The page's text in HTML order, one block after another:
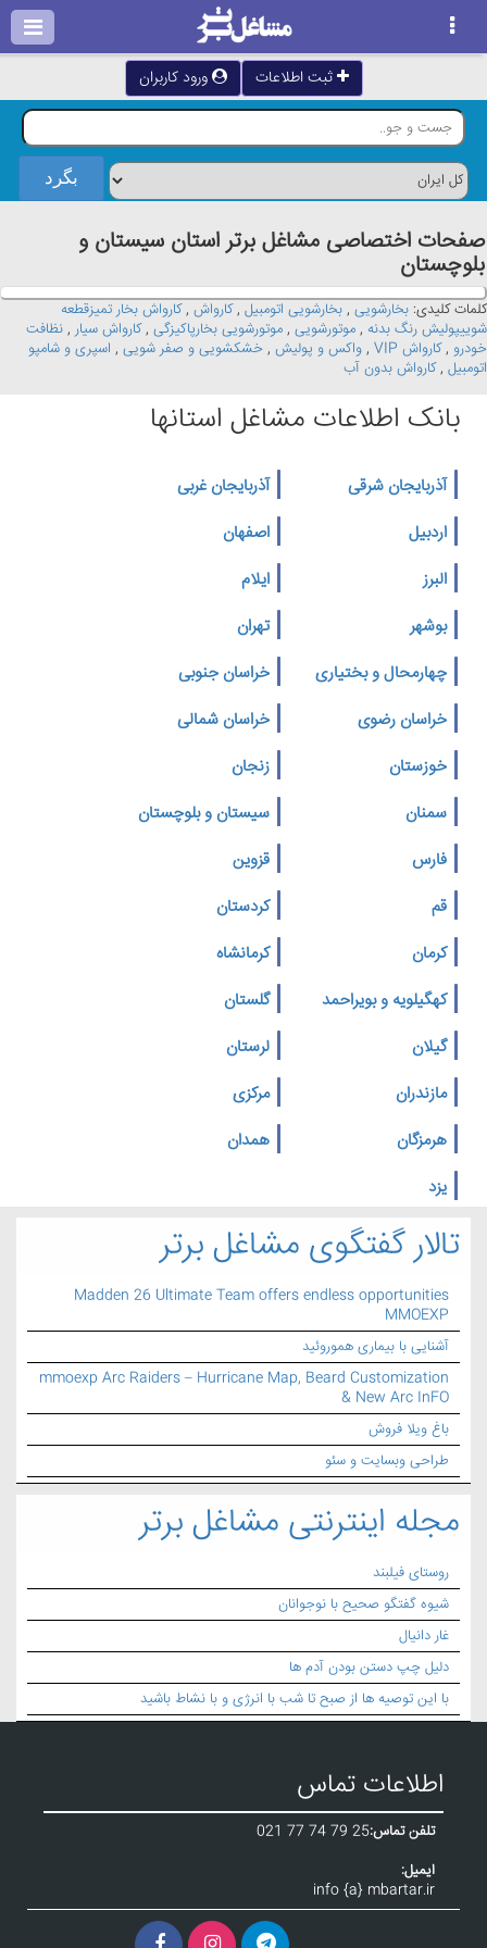
ثبت اطلاعات ورود کاربران
صفحات اختصاصی مشاغل برتر استان سيستان و
بلوچستان
کلمات کلیدی: بخارشویی , بخارشویی اتومبیل ,کارواش ,کارواش بخار تمیزقطعه
شوییپولیش رنگ بدنه , موتورشویی , موتورشویی بخارپاکیزگی ,کارواش سیار , نظافت
خودرو ,کارواش VIP , واکس و پولیش , خشکشویی و صفر شویی , اسپری و شامپو
اتومبیل ,کارواش بدون آب
بانک اطلاعات مشاغل استانها
آذربایجان شرقی
آذربایجان غربی
اردبیل
اصفهان
البرز
ایلام
بوشهر
تهران
چهارمحال و بختیاری
خراسان جنوبی
خراسان رضوی
خراسان شمالی
خوزستان
زنجان
سمنان
سیستان و بلوچستان
فارس
قزوین
قم
کردستان
کرمان
کرمانشاه
کهگیلویه و بویراحمد
گلستان
گیلان
لرستان
مازندران
مرکزی
هرمزگان
همدان
یزد
تالار گفتگوی مشاغل برتر
Madden 26 Ultimate Team offers endless opportunities
MMOEXP
آشنایی با بیماری هموروئید
mmoexp Arc Raiders – Hurricane Map, Beard Customization
& New Arc InFO
باغ ویلا فروش
طراحی وبسایت و سئو
مجله اینترنتی مشاغل برتر
روستای فیلبند
شیوه گفتگو صحیح با نوجوانان
غار دانیال
دلیل چپ دستن بودن آدم ها
با این توصیه ها از صبح تا شب با انرژی و با نشاط باشید
اطلاعات تماس
تلفن تماس:021 77 74 79 25
ایمیل:
info {a} mbartar.ir